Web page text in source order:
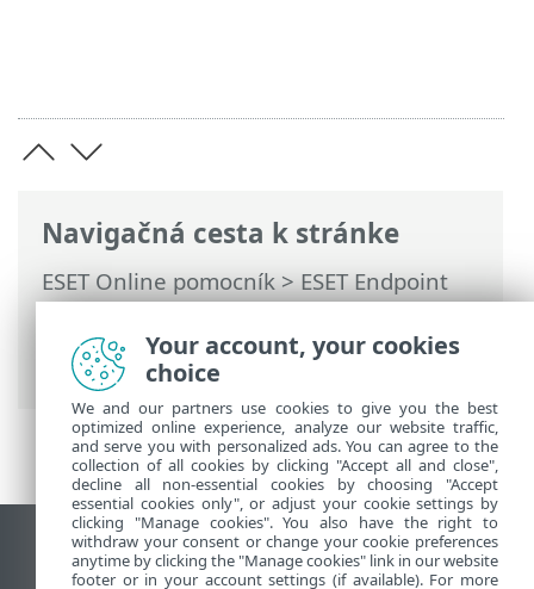
Navigačná cesta k stránke
ESET Online pomocník>ESET Endpoint
Security>Používanie programu ESET
Endpoint Security>Kontrola počítača>
Protokol o kontrole počítača
Zobraziť stránku ako na počítači
Your account, your cookies
choice
We and our partners use cookies to give you the best
optimized online experience, analyze our website traffic,
and serve you with personalized ads. You can agree to the
collection of all cookies by clicking "Accept all and close",
decline all non-essential cookies by choosing "Accept
essential cookies only", or adjust your cookie settings by
clicking "Manage cookies". You also have the right to
withdraw your consent or change your cookie preferences
anytime by clicking the "Manage cookies" link in our website
footer or in your account settings (if available). For more